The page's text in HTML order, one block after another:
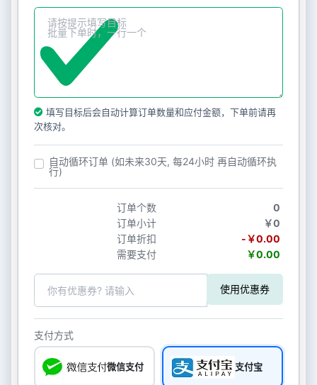
填写目标后会自动计算订单数量和应付金额，下单前请再
次核对。
自动循环订单 (如未来30天, 每24小时 再自动循环执
行)
订单个数
0
订单小计
￥0
订单折扣
-￥0.00
需要支付
￥0.00
使用优惠券
支付方式
微信支付 支付宝